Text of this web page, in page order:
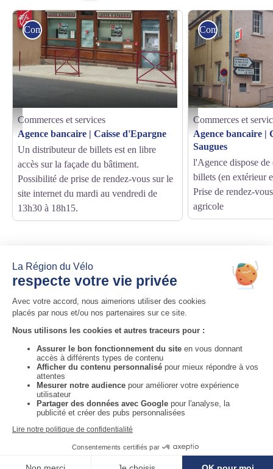
Voir la carte
google
Commerces et services
Commerces et services
Agence bancaire | Caisse d'Epargne
Un distributeur de billets est en libre
accès sur la façade du bâtiment.
Possibilité de prise de rendez-vous sur le
site internet du mardi au vendredi de
13h30 à 18h15.
credit agricole
Commerces et
Commerces et
Agence bancaire |
Saugues
l'Agence dispose
billets (en extérieur
Prise de rendez-
agricole
Auvergne-Rhône-Alpes Tourisme
Informations complémentaires